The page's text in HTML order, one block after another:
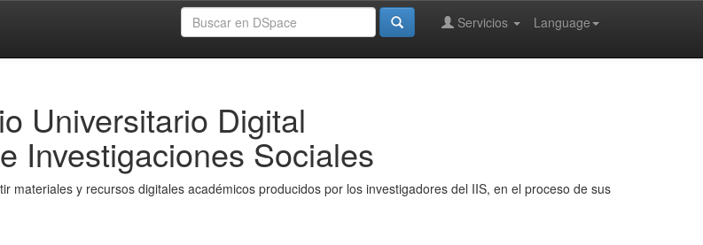
Language
Servicios
Universitario Digital
Investigaciones Sociales
materiales y recursos digitales académicos producidos por los investigadores del IIS, en el proceso de sus